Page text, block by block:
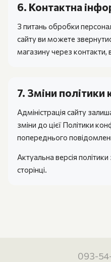
6. Контактна
З питань обробки
сайту ви можете
магазину через контакти,
7. Зміни політики
Адміністрація сайту
зміни до цієї Політики
попереднього
Актуальна версія
сторінці.
093-